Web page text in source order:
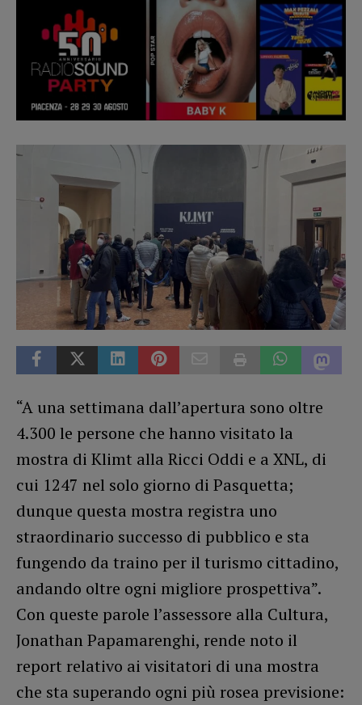
“A una settimana dall’apertura sono oltre
4.300 le persone che hanno visitato la
mostra di Klimt alla Ricci Oddi e a XNL, di
cui 1247 nel solo giorno di Pasquetta;
dunque questa mostra registra uno
straordinario successo di pubblico e sta
fungendo da traino per il turismo cittadino,
andando oltre ogni migliore prospettiva”.
Con queste parole l’assessore alla Cultura,
Jonathan Papamarenghi, rende noto il
report relativo ai visitatori di una mostra
che sta superando ogni più rosea previsione: